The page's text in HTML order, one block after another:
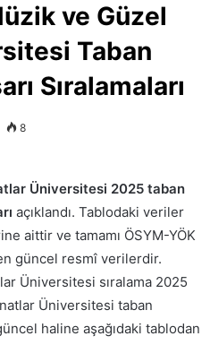
ve Güzel
Taban
Sıralamaları
8
Üniversitesi 2025 taban
açıklandı. Tablodaki veriler
aittir ve tamamı ÖSYM-YÖK
güncel resmî verilerdir.
Üniversitesi sıralama 2025
Üniversitesi taban
haline aşağıdaki tablodan